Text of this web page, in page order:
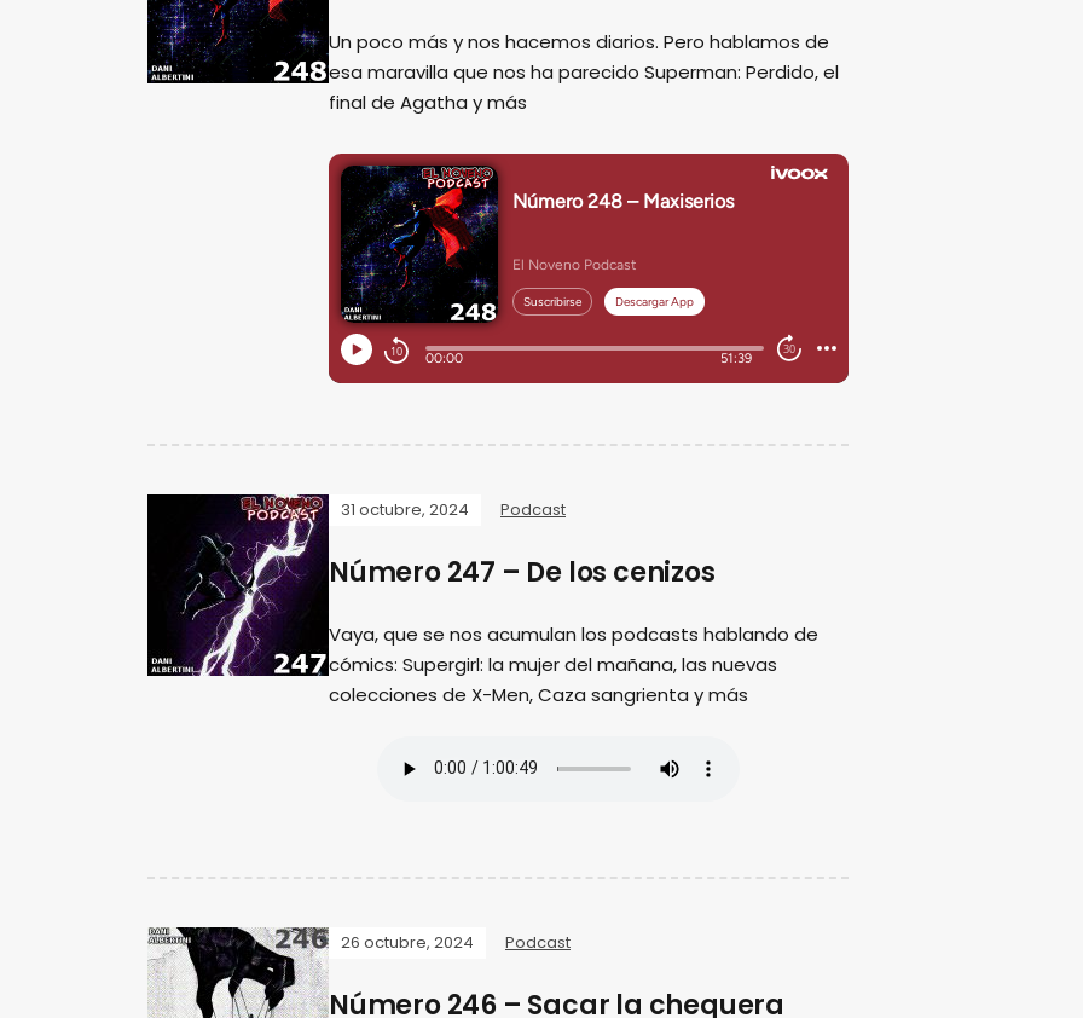
Un poco más y nos hacemos diarios. Pero hablamos de
esa maravilla que nos ha parecido Superman: Perdido, el
final de Agatha y más
31 octubre, 2024 Podcast
Número 247 – De los cenizos
Vaya, que se nos acumulan los podcasts hablando de
cómics: Supergirl: la mujer del mañana, las nuevas
colecciones de X-Men, Caza sangrienta y más
26 octubre, 2024 Podcast
Número 246 – Sacar la chequera